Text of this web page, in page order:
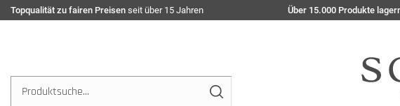
Topqualität zu fairen Preisen seit über 15 Jahren Über 15.000 Produkte